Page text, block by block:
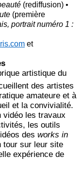
(rediffusion) •
(première
portrait numéro 1 :
et
artistique du
des artistes
amateure et à
et la convivialité.
vidéo les travaux
les outils
des works in
tour sur leur site
expérience de